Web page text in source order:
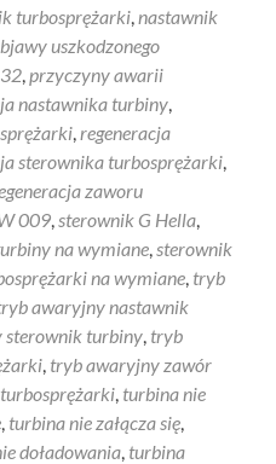
turbosprężarki,nastawnik
uszkodzonego
,przyczyny awarii
nastawnika turbiny,
,regeneracja
sterownika turbosprężarki,
zaworu
009,sterownik G Hella,
na wymiane,sterownik
na wymiane, tryb
awaryjny nastawnik
turbiny, tryb
, tryb awaryjny zawór
, turbina nie
, turbina nie załącza się,
doładowania, turbina